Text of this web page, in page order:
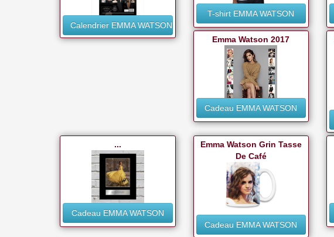
Calendrier EMMA WATSON
T-shirt EMMA WATSON
Emma Watson 2017
Cadeau EMMA WATSON
...
Cadeau EMMA WATSON
Emma Watson Grin Tasse
De Café
Cadeau EMMA WATSON